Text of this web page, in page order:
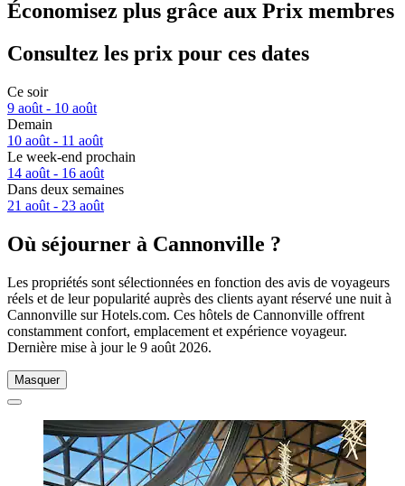
Économisez plus grâce aux Prix membres
Consultez les prix pour ces dates
Ce soir
9 août - 10 août
Demain
10 août - 11 août
Le week-end prochain
14 août - 16 août
Dans deux semaines
21 août - 23 août
Où séjourner à Cannonville ?
Les propriétés sont sélectionnées en fonction des avis de voyageurs
réels et de leur popularité auprès des clients ayant réservé une nuit à
Cannonville sur Hotels.com. Ces hôtels de Cannonville offrent
constamment confort, emplacement et expérience voyageur.
Dernière mise à jour le 9 août 2026.
Masquer